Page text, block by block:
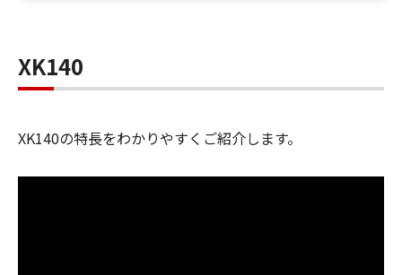
XK140
XK140の特長をわかりやすくご紹介します。